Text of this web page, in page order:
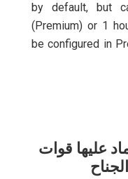
by default, but
(Premium) or 1
be configured in
عليها قوات